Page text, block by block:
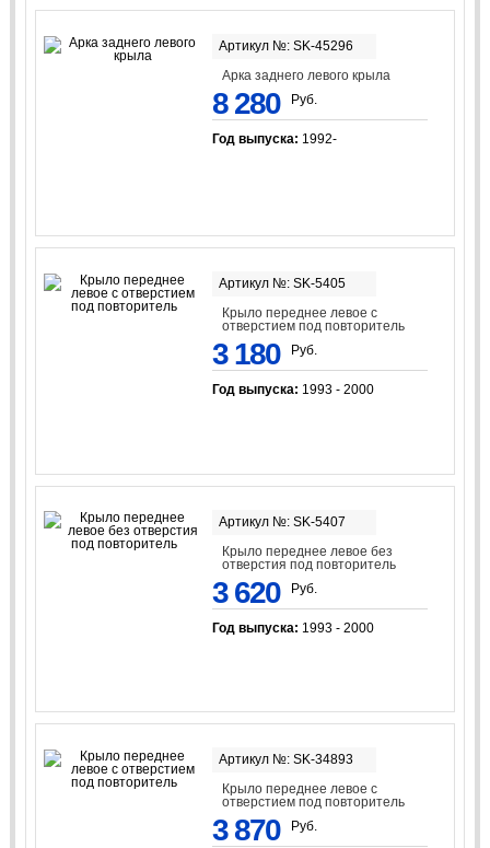
Артикул №: SK-45296
Арка заднего левого крыла
8 280 Руб.
Год выпуска: 1992-
Артикул №: SK-5405
Крыло переднее левое с
отверстием под повторитель
3 180 Руб.
Год выпуска: 1993 - 2000
Артикул №: SK-5407
Крыло переднее левое без
отверстия под повторитель
3 620 Руб.
Год выпуска: 1993 - 2000
Артикул №: SK-34893
Крыло переднее левое с
отверстием под повторитель
3 870 Руб.